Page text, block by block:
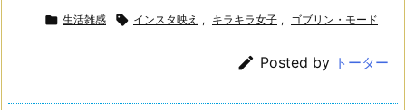
 生活雑感  インスタ映え , キラキラ女子 , ゴブリン・モード
 Posted by トーター